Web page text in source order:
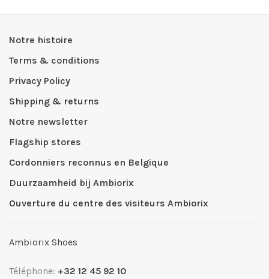
Notre histoire
Terms & conditions
Privacy Policy
Shipping & returns
Notre newsletter
Flagship stores
Cordonniers reconnus en Belgique
Duurzaamheid bij Ambiorix
Ouverture du centre des visiteurs Ambiorix
Ambiorix Shoes
Téléphone: +32 12 45 92 10